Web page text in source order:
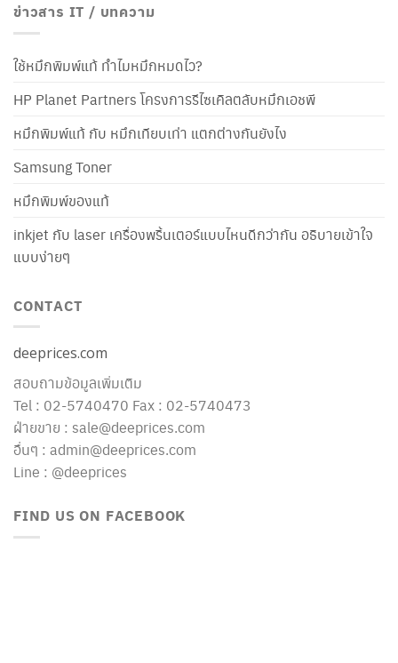
ข่าวสาร IT / บทความ
ใช้หมึกพิมพ์แท้ ทำไมหมึกหมดไว?
HP Planet Partners โครงการรีไซเคิลตลับหมึกเอชพี
หมึกพิมพ์แท้ กับ หมึกเทียบเท่า แตกต่างกันยังไง
Samsung Toner
หมึกพิมพ์ของแท้
inkjet กับ laser เครื่องพริ้นเตอร์แบบไหนดีกว่ากัน อธิบายเข้าใจ
แบบง่ายๆ
CONTACT
deeprices.com
สอบถามข้อมูลเพิ่มเติม
Tel : 02-5740470 Fax : 02-5740473
ฝ่ายขาย : sale@deeprices.com
อื่นๆ : admin@deeprices.com
Line : @deeprices
FIND US ON FACEBOOK